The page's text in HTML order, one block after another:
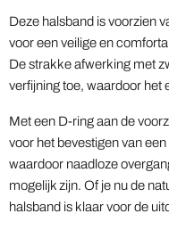
Deze halsband is voorzien
voor een veilige en
De strakke afwerking met
verfijning toe, waardoor het
Met een D-ring aan de
voor het bevestigen van
waardoor naadloze
mogelijk zijn. Of je nu de
halsband is klaar voor de